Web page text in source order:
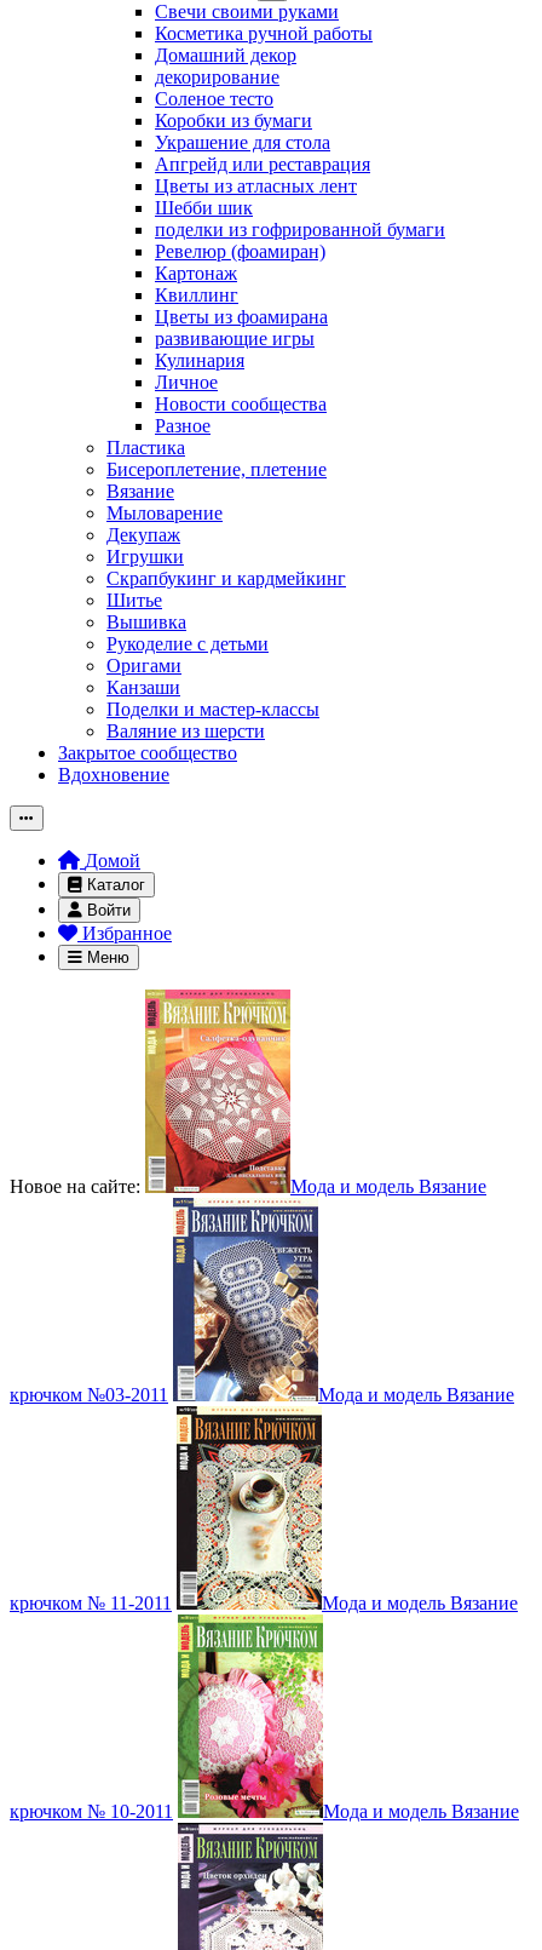
Свечи своими руками
Косметика ручной работы
Домашний декор
декорирование
Соленое тесто
Коробки из бумаги
Украшение для стола
Апгрейд или реставрация
Цветы из атласных лент
Шебби шик
поделки из гофрированной бумаги
Ревелюр (фоамиран)
Картонаж
Квиллинг
Цветы из фоамирана
развивающие игры
Кулинария
Личное
Новости сообщества
Разное
Пластика
Бисероплетение, плетение
Вязание
Мыловарение
Декупаж
Игрушки
Скрапбукинг и кардмейкинг
Шитье
Вышивка
Рукоделие с детьми
Оригами
Канзаши
Поделки и мастер-классы
Валяние из шерсти
Закрытое сообщество
Вдохновение
Домой
Каталог
Войти
Избранное
Меню
Новое на сайте: Мода и модель Вязание
крючком №03-2011 Мода и модель Вязание
крючком № 11-2011 Мода и модель Вязание
крючком № 10-2011 Мода и модель Вязание